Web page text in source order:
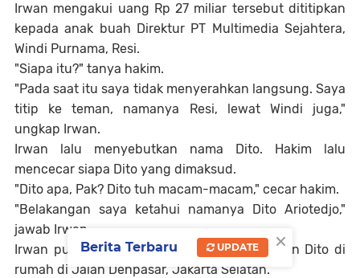
Irwan mengakui uang Rp 27 miliar tersebut dititipkan
kepada anak buah Direktur PT Multimedia Sejahtera,
Windi Purnama, Resi.
"Siapa itu?" tanya hakim.
"Pada saat itu saya tidak menyerahkan langsung. Saya
titip ke teman, namanya Resi, lewat Windi juga,"
ungkap Irwan.
Irwan lalu menyebutkan nama Dito. Hakim lalu
mencecar siapa Dito yang dimaksud.
"Dito apa, Pak? Dito tuh macam-macam," cecar hakim.
"Belakangan saya ketahui namanya Dito Ariotedjo,"
jawab Irwan.
Irwan pun mengakui pernah bertemu dengan Dito di
rumah di Jalan Denpasar, Jakarta Selatan.
×
Berita Terbaru UPDATE